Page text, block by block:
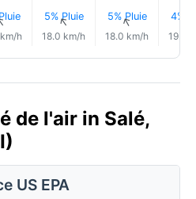
h
5% Pluie
↑
18.0 km/h
5% Pluie
↑
18.0 km/h
4%
19.0
de l'air in Salé,
US EPA